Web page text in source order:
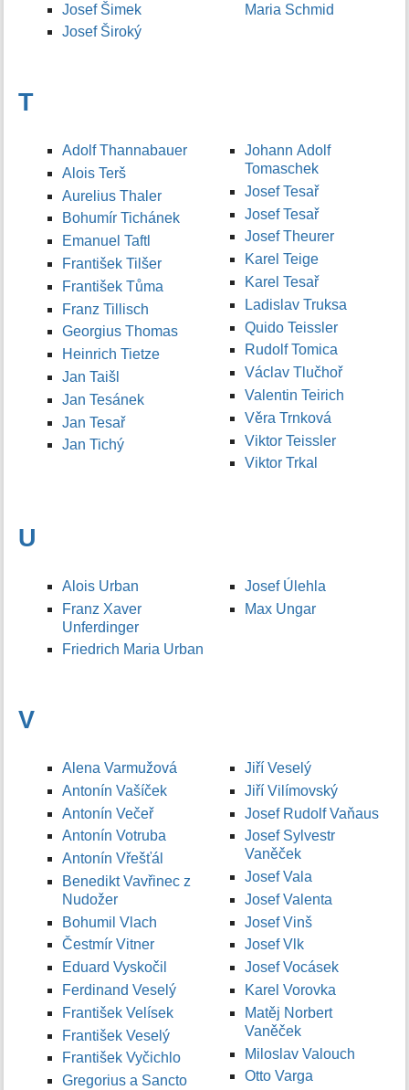
Josef Šimek
Josef Široký
Maria Schmid
T
Adolf Thannabauer
Alois Terš
Aurelius Thaler
Bohumír Tichánek
Emanuel Taftl
František Tilšer
František Tůma
Franz Tillisch
Georgius Thomas
Heinrich Tietze
Jan Taišl
Jan Tesánek
Jan Tesař
Jan Tichý
Johann Adolf
Tomaschek
Josef Tesař
Josef Tesař
Josef Theurer
Karel Teige
Karel Tesař
Ladislav Truksa
Quido Teissler
Rudolf Tomica
Václav Tlučhoř
Valentin Teirich
Věra Trnková
Viktor Teissler
Viktor Trkal
U
Alois Urban
Franz Xaver
Unferdinger
Friedrich Maria Urban
Josef Úlehla
Max Ungar
V
Alena Varmužová
Antonín Vašíček
Antonín Večeř
Antonín Votruba
Antonín Vřešťál
Benedikt Vavřinec z
Nudožer
Bohumil Vlach
Čestmír Vitner
Eduard Vyskočil
Ferdinand Veselý
František Velísek
František Veselý
František Vyčichlo
Gregorius a Sancto
Jiří Veselý
Jiří Vilímovský
Josef Rudolf Vaňaus
Josef Sylvestr
Vaněček
Josef Vala
Josef Valenta
Josef Vinš
Josef Vlk
Josef Vocásek
Karel Vorovka
Matěj Norbert
Vaněček
Miloslav Valouch
Otto Varga